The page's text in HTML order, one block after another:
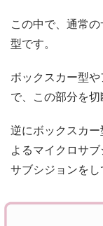
この中で、通常
型です。
ボックスカー型
で、この部分を切
逆にボックスカ
よるマイクロサ
サブシジョンをし